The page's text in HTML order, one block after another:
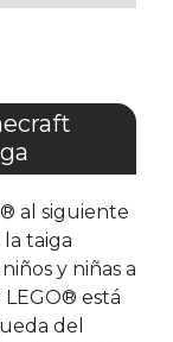
al siguiente
taiga
y niñas a
está
del